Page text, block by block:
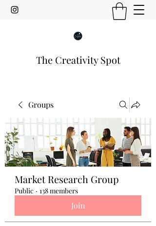
The Creativity Spot
Groups
Market Research Group
Public · 138 members
Join